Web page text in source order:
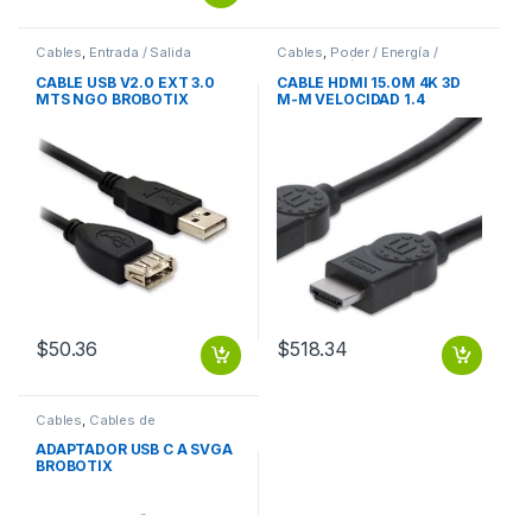
Cables, Entrada / Salida
CABLE USB V2.0 EXT 3.0
MTS NGO BROBOTIX
$50.36
Cables, Poder / Energía /
Alimentación
CABLE HDMI 15.0M 4K 3D
M-M VELOCIDAD 1.4
MONITOR TV PROYECTOR
VELOCIDAD 1.4 MONITOR
$518.34
Cables Cables de
Computadora
ADAPTADOR USB C A SVGA
BROBOTIX